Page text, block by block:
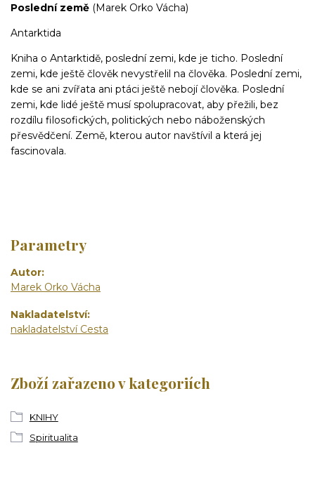
Poslední země (Marek Orko Vácha)
Antarktida
Kniha o Antarktidě, poslední zemi, kde je ticho. Poslední
zemi, kde ještě člověk nevystřelil na člověka. Poslední zemi,
kde se ani zvířata ani ptáci ještě nebojí člověka. Poslední
zemi, kde lidé ještě musí spolupracovat, aby přežili, bez
rozdílu filosofických, politických nebo náboženských
přesvědčení. Země, kterou autor navštívil a která jej
fascinovala.
Parametry
Autor
Marek Orko Vácha
Nakladatelství
nakladatelství Cesta
Zboží zařazeno v kategoriích
KNIHY
Spiritualita